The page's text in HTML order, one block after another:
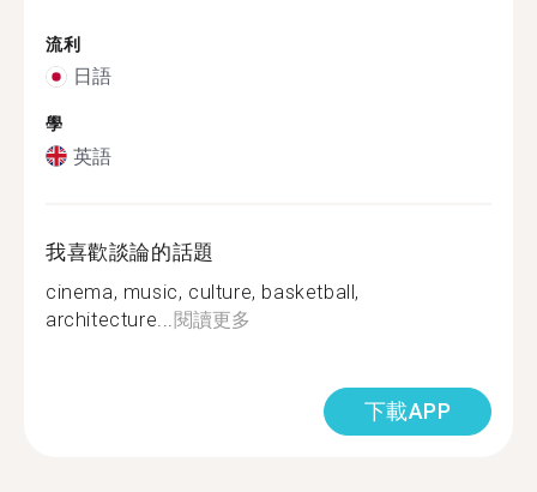
流利
日語
學
英語
我喜歡談論的話題
cinema, music, culture, basketball,
architecture... 閱讀更多
下載APP